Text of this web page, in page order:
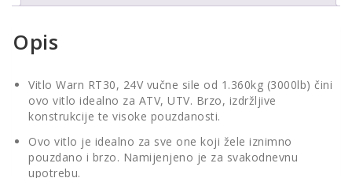
Opis
Vitlo Warn RT30, 24V vučne sile od 1.360kg (3000lb) čini
ovo vitlo idealno za ATV, UTV. Brzo, izdržljive
konstrukcije te visoke pouzdanosti.
Ovo vitlo je idealno za sve one koji žele iznimno
pouzdano i brzo. Namijenjeno je za svakodnevnu
upotrebu.